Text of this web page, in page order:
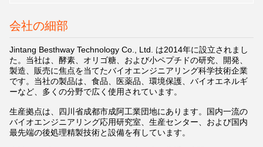
会社の細部
Jintang Besthway Technology Co., Ltd. は2014年に設立されまし
た。当社は、酵素、オリゴ糖、および小ペプチドの研究、開発、
製造、販売に焦点を当てたバイオエンジニアリング科学技術企業
です。当社の製品は、食品、医薬品、環境保護、バイオエネルギ
ーなど、多くの分野で広く使用されています。
生産拠点は、四川省成都市成阿工業団地にあります。国内一流の
バイオエンジニアリング応用研究室、生産センター、および国内
最先端の後処理精製技術と設備を有しています。